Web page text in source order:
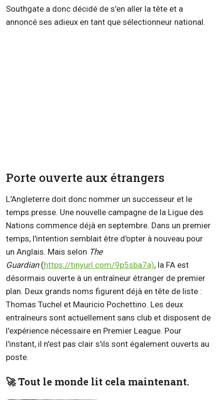
Southgate a donc décidé de s'en aller la tête et a
annoncé ses adieux en tant que sélectionneur national.
Porte ouverte aux étrangers
L'Angleterre doit donc nommer un successeur et le
temps presse. Une nouvelle campagne de la Ligue des
Nations commence déjà en septembre. Dans un premier
temps, l'intention semblait être d'opter à nouveau pour
un Anglais. Mais selon The
Guardian (https://tinyurl.com/9p5sba7a), la FA est
désormais ouverte à un entraîneur étranger de premier
plan. Deux grands noms figurent déjà en tête de liste :
Thomas Tuchel et Mauricio Pochettino. Les deux
entraîneurs sont actuellement sans club et disposent de
l'expérience nécessaire en Premier League. Pour
l'instant, il n'est pas clair s'ils sont également ouverts au
poste.
🚀 Tout le monde lit cela maintenant.